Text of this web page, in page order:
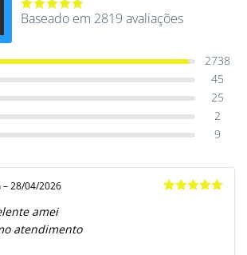
Avaliação
Baseado em 2819 avaliações
2738
45
25
2
9
– 28/04/2026
amei
atendimento